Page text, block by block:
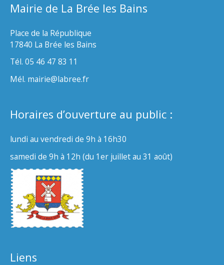
Mairie de La Brée les Bains
Place de la République
17840 La Brée les Bains
Tél. 05 46 47 83 11
Mél. mairie@labree.fr
Horaires d’ouverture au public :
lundi au vendredi de 9h à 16h30
samedi de 9h à 12h (du 1er juillet au 31 août)
Liens